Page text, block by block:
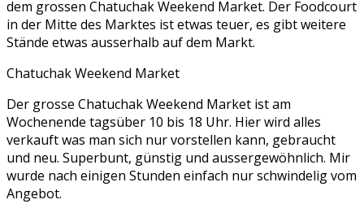
dem grossen Chatuchak Weekend Market. Der Foodcourt
in der Mitte des Marktes ist etwas teuer, es gibt weitere
Stände etwas ausserhalb auf dem Markt.
Chatuchak Weekend Market
Der grosse Chatuchak Weekend Market ist am
Wochenende tagsüber 10 bis 18 Uhr. Hier wird alles
verkauft was man sich nur vorstellen kann, gebraucht
und neu. Superbunt, günstig und aussergewöhnlich. Mir
wurde nach einigen Stunden einfach nur schwindelig vom
Angebot.